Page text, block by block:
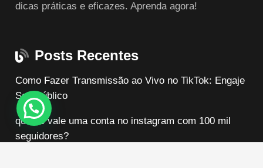
dicas práticas e eficazes. Aprenda agora!
Posts Recentes
Como Fazer Transmissão ao Vivo no TikTok: Engaje
Seu Público
quanto vale uma conta no instagram com 100 mil
seguidores?